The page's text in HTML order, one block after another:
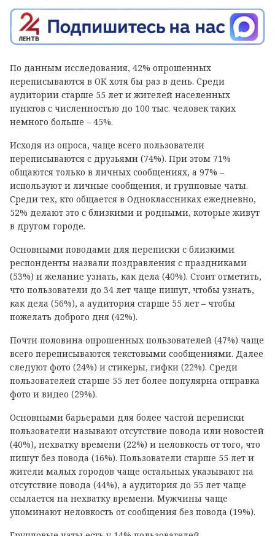
По данным исследования, 42% опрошенных
переписываются в ОК хотя бы раз в день. Среди
аудитории старше 55 лет и жителей населенных
пунктов с численностью до 100 тыс. человек таких
немного больше – 45%.
Исходя из опроса, чаще всего пользователи
переписываются с друзьями (74%). При этом 71%
общаются только в личных сообщениях, а 97% –
используют и личные сообщения, и групповые чаты.
Среди тех, кто общается в Одноклассниках ежедневно,
52% делают это с близкими и родными, которые живут
в другом городе.
Основными поводами для переписки с близкими
респонденты назвали поздравления с праздниками
(53%) и желание узнать, как дела (40%). Стоит отметить,
что пользователи до 34 лет чаще пишут, чтобы узнать,
как дела (56%), а аудитория старше 55 лет – чтобы
пожелать доброго дня (42%).
Почти половина опрошенных пользователей (47%) чаще
всего переписываются текстовыми сообщениями. Далее
следуют фото (24%) и стикеры, гифки (22%). Среди
пользователей старше 55 лет более популярна отправка
фото и видео (29%).
Основными барьерами для более частой переписки
пользователи называют отсутствие повода или новостей
(40%), нехватку времени (22%) и неловкость от того, что
пишут без повода (16%). Пользователи старше 55 лет и
жители малых городов чаще остальных указывают на
отсутствие повода (44%), а аудитория до 55 лет чаще
ссылается на нехватку времени. Мужчины чаще
упоминают неловкость от сообщения без повода (19%).